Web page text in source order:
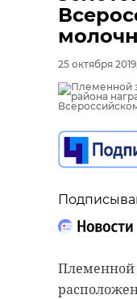
25 октября
Племенной
В
18 августа
и
11 февраля